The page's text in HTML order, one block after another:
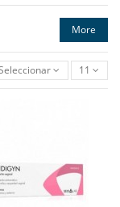
More
11